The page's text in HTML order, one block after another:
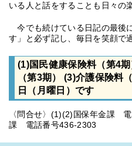
いる人と話をすることも日々の
今でも続けている日記の最後
す」と必ず記し、毎日を笑顔で
(1)国民健康保険料（第4
（第3期） (3)介護保険料
日（月曜日）です
〈問合せ〉(1)(2)国保年金課
課 電話番号436-2303